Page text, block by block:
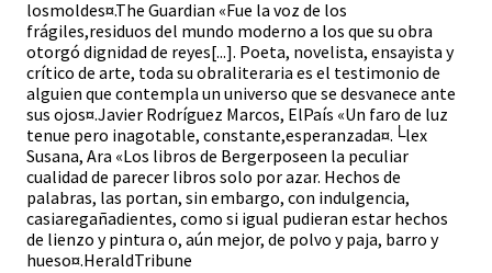
losmoldes¤.The Guardian «Fue la voz de los
frágiles,residuos del mundo moderno a los que su obra
otorgó dignidad de reyes[...]. Poeta, novelista, ensayista y
crítico de arte, toda su obraliteraria es el testimonio de
alguien que contempla un universo que se desvanece ante
sus ojos¤.Javier Rodríguez Marcos, ElPaís «Un faro de luz
tenue pero inagotable, constante,esperanzada¤.└lex
Susana, Ara «Los libros de Bergerposeen la peculiar
cualidad de parecer libros solo por azar. Hechos de
palabras, las portan, sin embargo, con indulgencia,
casiaregañadientes, como si igual pudieran estar hechos
de lienzo y pintura o, aún mejor, de polvo y paja, barro y
hueso¤.HeraldTribune